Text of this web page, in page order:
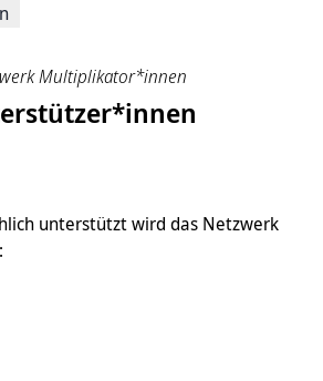
Multiplikator*innen
unterstützt wird das Netzwerk